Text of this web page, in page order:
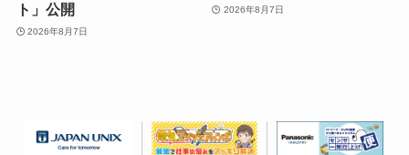
ト」公開
2026年8月7日
2026年8月7日